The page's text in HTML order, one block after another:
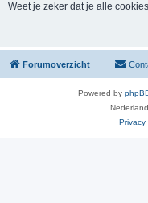
Weet je zeker dat je alle
Forumoverzicht
Powered by
Privacy